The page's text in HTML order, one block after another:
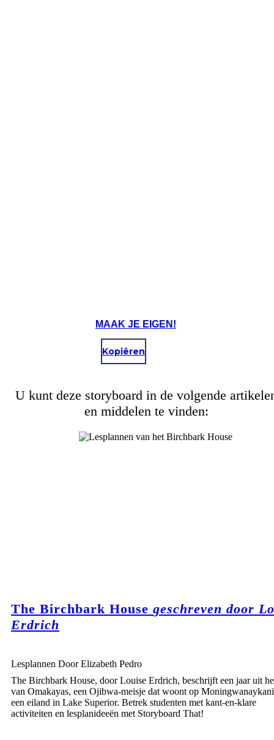
MAAK JE EIGEN!
Kopiëren
U kunt deze storyboard in de volgende
en middelen te vinden:
The Birchbark House geschreven door
Erdrich
Lesplannen Door Elizabeth Pedro
The Birchbark House, door Louise Erdrich, beschrijft een jaar uit
van Omakayas, een Ojibwa-meisje dat woont op
een eiland in Lake Superior. Betrek studenten met kant-en-klare
activiteiten en lesplanideeën met Storyboard That!